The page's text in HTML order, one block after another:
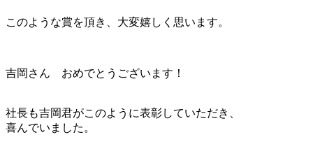
このような賞を頂き、大変嬉しく思います。
吉岡さん おめでとうございます！
社長も吉岡君がこのように表彰していただき、
喜んでいました。